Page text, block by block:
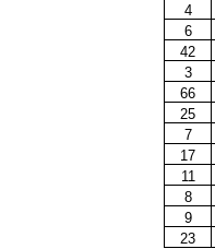
4
6
42
3
66
25
7
17
11
8
9
23